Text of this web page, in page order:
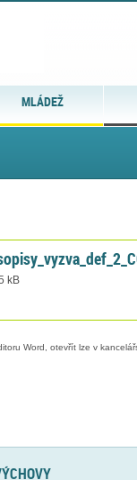
MLÁDEŽ
kB
Word, otevřít lze v